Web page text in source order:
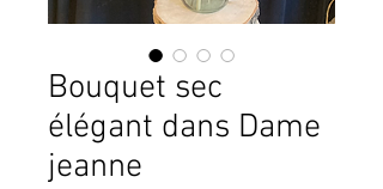
Bouquet sec
élégant dans Dame
jeanne